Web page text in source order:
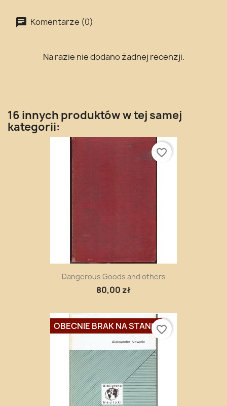
Komentarze (0)
Na razie nie dodano żadnej recenzji.
16 innych produktów w tej samej
kategorii:
Dangerous Goods and others
80,00 zł
favorite_border
OBECNIE BRAK NA STANIEfavorite_border